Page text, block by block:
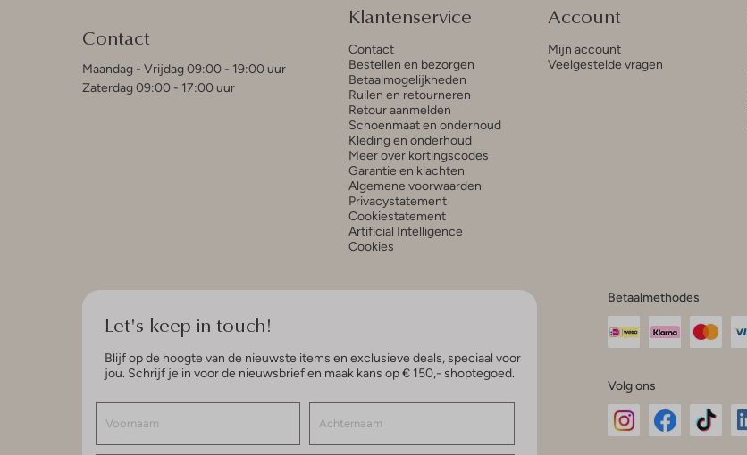
Contact
Maandag - Vrijdag 09:00 - 19:00 uur
Zaterdag 09:00 - 17:00 uur
Klantenservice
Contact
Bestellen en bezorgen
Betaalmogelijkheden
Ruilen en retourneren
Retour aanmelden
Schoenmaat en onderhoud
Kleding en onderhoud
Meer over kortingscodes
Garantie en klachten
Algemene voorwaarden
Privacystatement
Cookiestatement
Artificial Intelligence
Cookies
Account
Mijn account
Veelgestelde vragen
Let's keep in touch!
Blijf op de hoogte van de nieuwste items en exclusieve deals, speciaal voor
jou. Schrijf je in voor de nieuwsbrief en maak kans op € 150,- shoptegoed.
Betaalmethodes
Volg ons